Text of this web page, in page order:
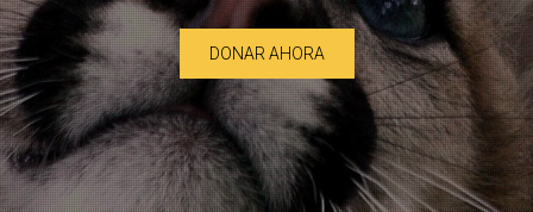
DONAR AHORA